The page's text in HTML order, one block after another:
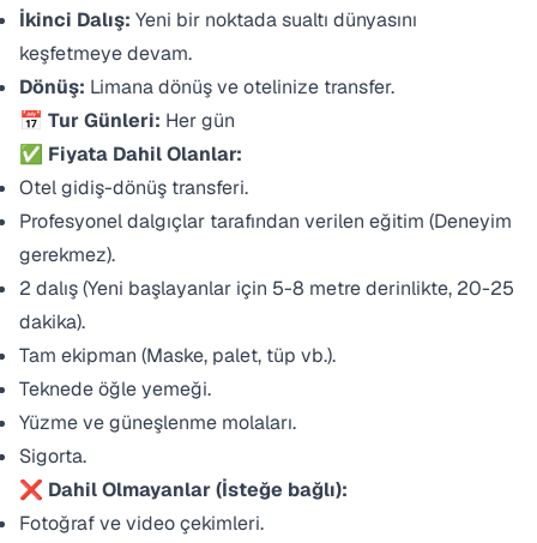
İkinci Dalış: Yeni bir noktada sualtı dünyasını
keşfetmeye devam.
Dönüş: Limana dönüş ve otelinize transfer.
📅 Tur Günleri: Her gün
✅ Fiyata Dahil Olanlar:
Otel gidiş-dönüş transferi.
Profesyonel dalgıçlar tarafından verilen eğitim (Deneyim
gerekmez).
2 dalış (Yeni başlayanlar için 5-8 metre derinlikte, 20-25
dakika).
Tam ekipman (Maske, palet, tüp vb.).
Teknede öğle yemeği.
Yüzme ve güneşlenme molaları.
Sigorta.
❌ Dahil Olmayanlar (İsteğe bağlı):
Fotoğraf ve video çekimleri.